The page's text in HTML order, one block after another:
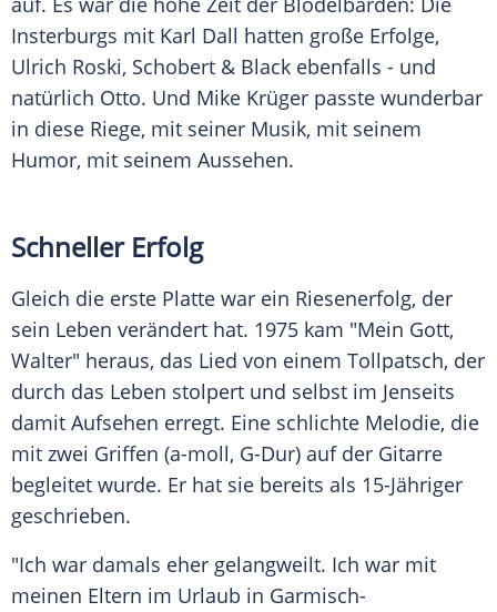
Insterburgs mit Karl Dall hatten große Erfolge,
Ulrich Roski, Schobert & Black ebenfalls - und
natürlich Otto. Und Mike Krüger passte wunderbar
in diese Riege, mit seiner Musik, mit seinem
Humor, mit seinem Aussehen.
Schneller Erfolg
Gleich die erste Platte war ein Riesenerfolg, der
sein Leben verändert hat. 1975 kam "Mein Gott,
Walter" heraus, das Lied von einem Tollpatsch, der
durch das Leben stolpert und selbst im Jenseits
damit Aufsehen erregt. Eine schlichte Melodie, die
mit zwei Griffen (a-moll, G-Dur) auf der Gitarre
begleitet wurde. Er hat sie bereits als 15-Jähriger
geschrieben.
"Ich war damals eher gelangweilt. Ich war mit
meinen Eltern im Urlaub in Garmisch-